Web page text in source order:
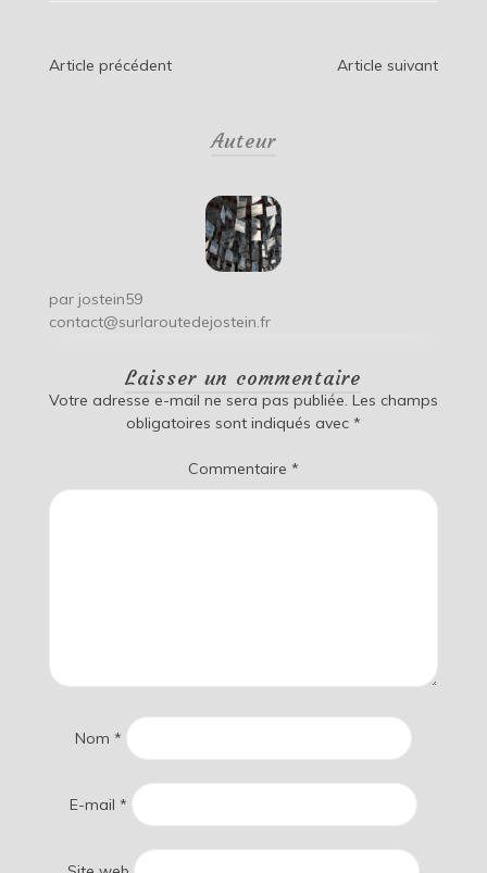
Navigation
Article précédent Article suivant
Auteur
par jostein59
contact@surlaroutedejostein.fr
Laisser un commentaire
Votre adresse e-mail ne sera pas publiée. Les champs
obligatoires sont indiqués avec *
Commentaire *
Nom *
E-mail *